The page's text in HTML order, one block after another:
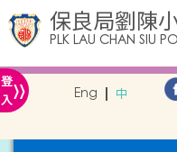
保良局劉陳
PLK LAU CHAN SIU
登
入» Eng 中